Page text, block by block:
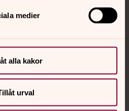
medier
alla kakor
urval
Prata eller chatta anonymt